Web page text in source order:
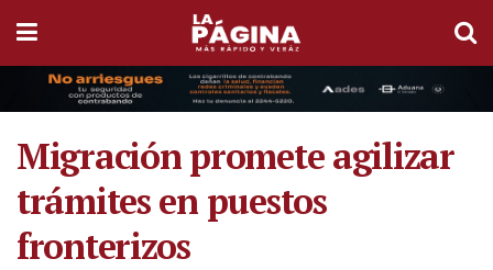
Migración promete agilizar
trámites en puestos
fronterizos